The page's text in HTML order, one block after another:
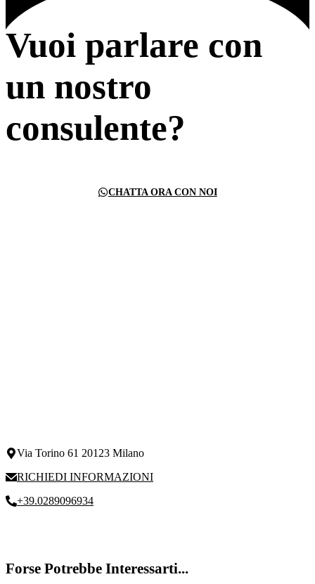
Vuoi parlare con
un nostro
consulente?
CHATTA ORA CON NOI
Via Torino 61 20123 Milano
RICHIEDI INFORMAZIONI
+39.0289096934
Forse Potrebbe Interessarti...